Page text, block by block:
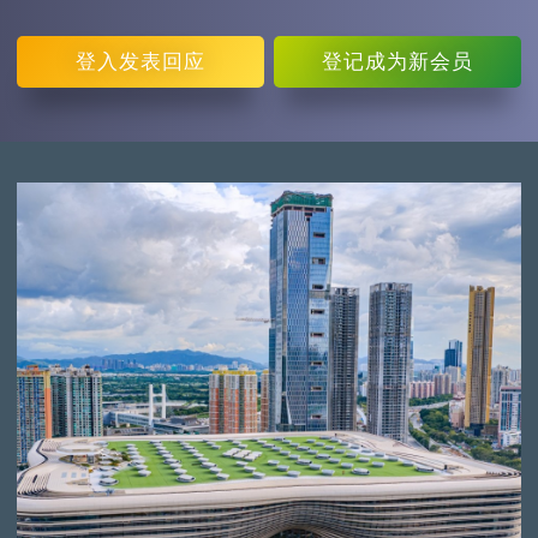
登入 发表回应 登记成为新会员